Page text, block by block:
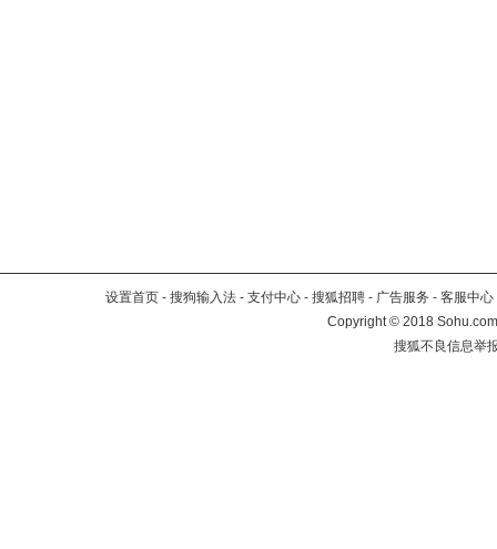
设置首页 - 搜狗输入法 - 支付中心 - 搜狐招聘 - 广告服务 - 客服中心
Copyright©2018
搜狐不良信息举